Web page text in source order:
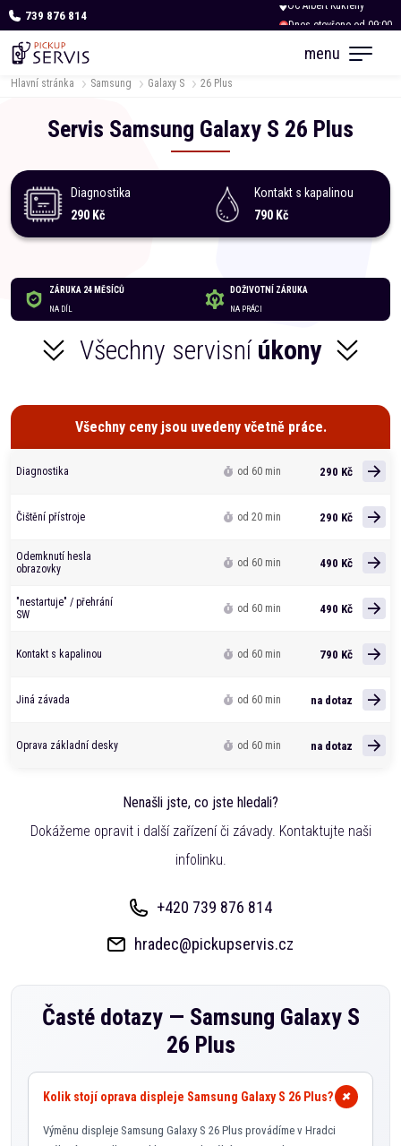
739 876 814
Dnes otevřeno od 09:00
menu
Hlavní stránka Samsung Galaxy S 26 Plus
Servis Samsung Galaxy S 26 Plus
Diagnostika
290 Kč
Kontakt s kapalinou
790 Kč
ZÁRUKA 24 MĚSÍCŮ
NA DÍL
DOŽIVOTNÍ ZÁRUKA
NA PRÁCI
Všechny servisní úkony
Všechny ceny jsou uvedeny včetně práce.
Diagnostika od 60 min 290 Kč
Čištění přístroje od 20 min 290 Kč
Odemknutí hesla
obrazovky
od 60 min 490 Kč
"nestartuje" / přehrání
SW
od 60 min 490 Kč
Kontakt s kapalinou od 60 min 790 Kč
Jiná závada od 60 min na dotaz
Oprava základní desky od 60 min na dotaz
Nenašli jste, co jste hledali?
Dokážeme opravit i další zařízení či závady. Kontaktujte naši
infolinku.
+420 739 876 814
hradec@pickupservis.cz
Časté dotazy — Samsung Galaxy S
26 Plus
Kolik stojí oprava displeje Samsung Galaxy S 26 Plus?
Výměnu displeje Samsung Galaxy S 26 Plus provádíme v Hradci